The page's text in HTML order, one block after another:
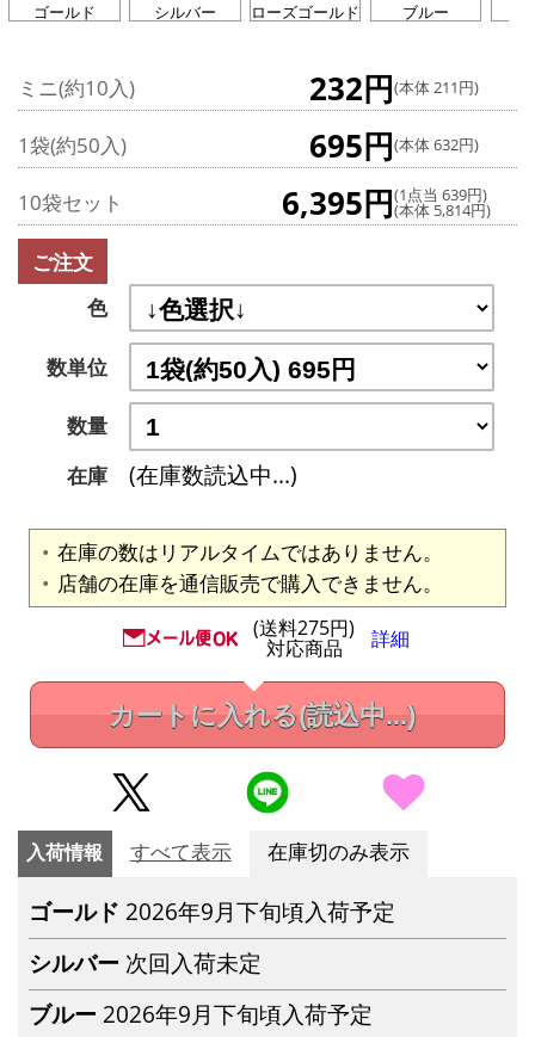
ゴールド シルバー ローズゴールド ブルー
ミニ(約10入) 232円(本体 211円)
1袋(約50入) 695円(本体 632円)
10袋セット 6,395円(1点当 639円)
(本体 5,814円)
ご注文
色
数単位
数量
在庫
(在庫数読込中...)
在庫の数はリアルタイムではありません。
店舗の在庫を通信販売で購入できません。
(送料275円)
対応商品 詳細
カートに入れる(読込中...)
入荷情報 すべて表示 在庫切のみ表示
ゴールド 2026年9月下旬頃入荷予定
シルバー 次回入荷未定
ブルー 2026年9月下旬頃入荷予定